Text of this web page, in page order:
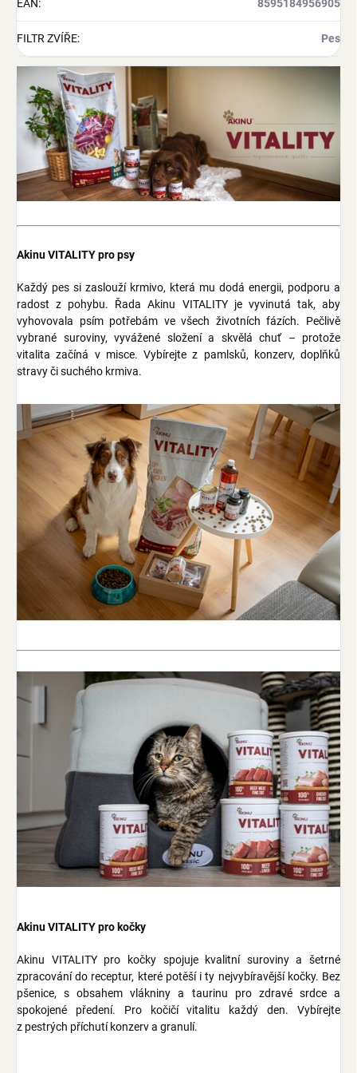
EAN: 8595184956905
FILTR ZVÍŘE: Pes
Akinu VITALITY pro psy
Každý pes si zaslouží krmivo, která mu dodá energii, podporu a
radost z pohybu. Řada Akinu VITALITY je vyvinutá tak, aby
vyhovovala psím potřebám ve všech životních fázích. Pečlivě
vybrané suroviny, vyvážené složení a skvělá chuť – protože
vitalita začíná v misce. Vybírejte z pamlsků, konzerv, doplňků
stravy či suchého krmiva.
Akinu VITALITY pro kočky
Akinu VITALITY pro kočky spojuje kvalitní suroviny a šetrné
zpracování do receptur, které potěší i ty nejvybíravější kočky. Bez
pšenice, s obsahem vlákniny a taurinu pro zdravé srdce a
spokojené předení. Pro kočičí vitalitu každý den. Vybírejte
z pestrých příchutí konzerv a granulí.